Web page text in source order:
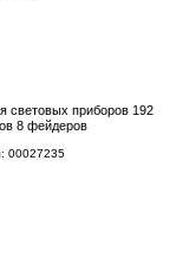
световых приборов 192
8 фейдеров
00027235